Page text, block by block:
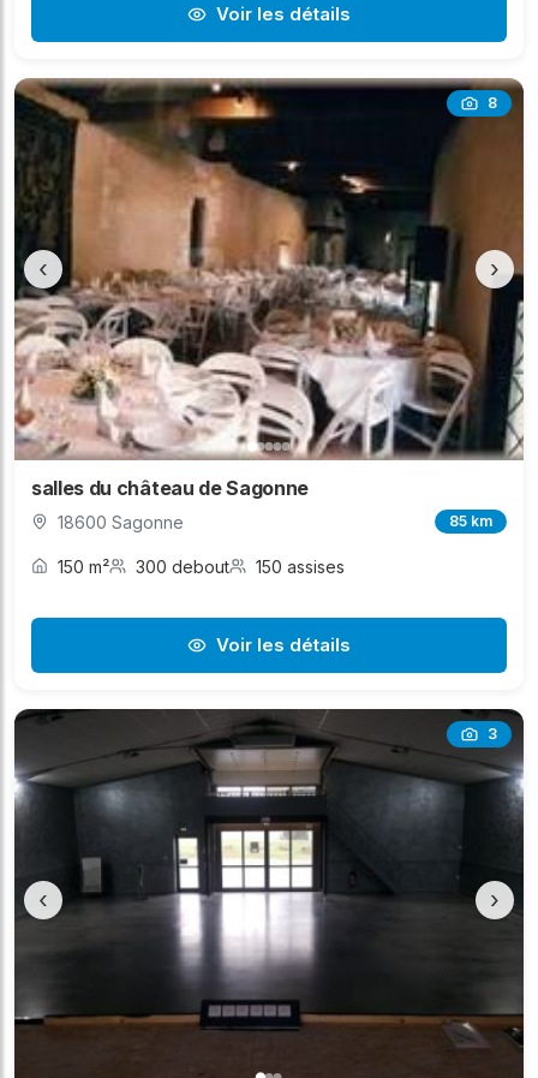
Voir les détails
8
‹ ›
salles du château de Sagonne
18600 Sagonne 85 km
150 m² 300 debout 150 assises
Voir les détails
3
‹ ›